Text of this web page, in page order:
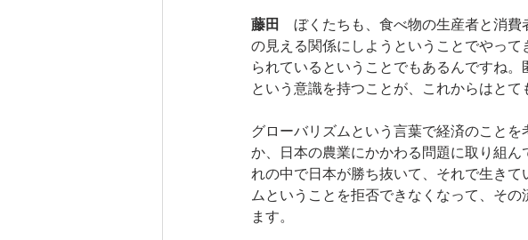
藤田
ぼくたちも、食べ物の生産者と消費
の見える関係にしようということでやっ
られているということでもあるんですね
という意識を持つことが、これからはと
グローバリズムという言葉で経済のこと
か、日本の農業にかかわる問題に取り組
れの中で日本が勝ち抜いて、それで生き
ムということを拒否できなくなって、そ
ます。